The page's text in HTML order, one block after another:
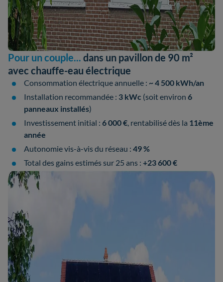
Pour un couple... dans un pavillon de 90 m²
avec chauffe-eau électrique
Consommation électrique annuelle : ~ 4 500 kWh/an
Installation recommandée : 3 kWc (soit environ 6
panneaux installés)
Investissement initial : 6 000 €, rentabilisé dès la 11ème
année
Autonomie vis-à-vis du réseau : 49 %
Total des gains estimés sur 25 ans : +23 600 €